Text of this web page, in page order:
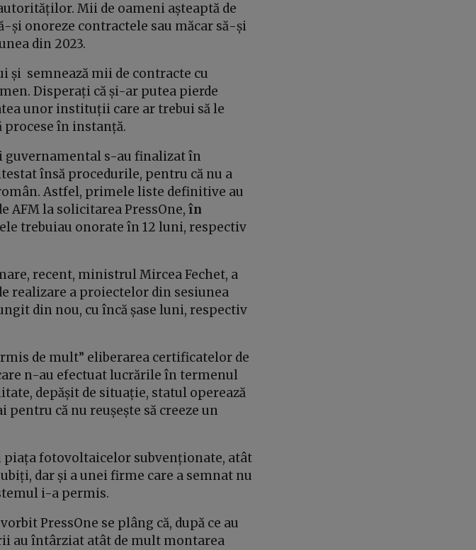
Mii de oameni așteaptă de
și onoreze contractele sau măcar să-și
din 2023.
și semnează mii de contracte cu
Disperați că și-ar putea pierde
unor instituții care ar trebui să le
în instanță.
guvernamental s-au finalizat în
însă procedurile, pentru că nu a
Astfel, primele liste definitive au
AFM la solicitarea PressOne, în
trebuiau onorate în 12 luni, respectiv
recent, ministrul Mircea Fechet, a
realizare a proiectelor din sesiunea
din nou, cu încă șase luni, respectiv
de mult” eliberarea certificatelor de
n-au efectuat lucrările în termenul
depășit de situație, statul operează
că nu reușește să creeze un
piața fotovoltaicelor subvenționate, atât
dar și a unei firme care a semnat nu
i-a permis.
PressOne se plâng că, după ce au
au întârziat atât de mult montarea